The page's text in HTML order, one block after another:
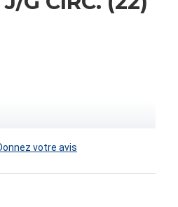
votre avis